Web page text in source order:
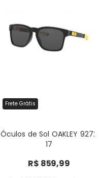
Frete Grátis
Óculos de Sol OAKLEY 9272
17
R$ 859,99